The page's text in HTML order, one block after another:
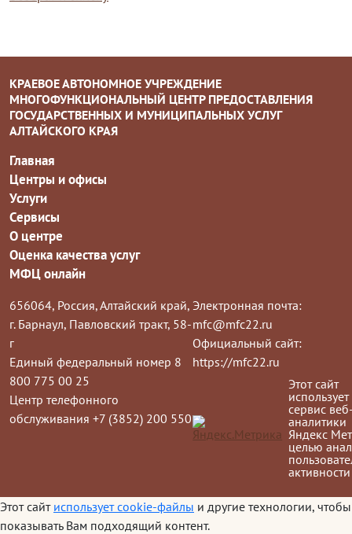
КРАЕВОЕ АВТОНОМНОЕ УЧРЕЖДЕНИЕ
МНОГОФУНКЦИОНАЛЬНЫЙ ЦЕНТР ПРЕДОСТАВЛЕНИЯ
ГОСУДАРСТВЕННЫХ И МУНИЦИПАЛЬНЫХ УСЛУГ
АЛТАЙСКОГО КРАЯ
Главная
Центры и офисы
Услуги
Сервисы
О центре
Оценка качества услуг
МФЦ онлайн
656064, Россия, Алтайский край,
г. Барнаул, Павловский тракт, 58-
г
Единый федеральный номер 8
800 775 00 25
Центр телефонного
обслуживания +7 (3852) 200 550
Электронная почта:
mfc@mfc22.ru
Официальный сайт:
https://mfc22.ru
Этот сайт
использует
сервис
аналитики
Яндекс
целью
активности
Этот сайт использует cookie-файлы и другие технологии, чтобы
показывать Вам подходящий контент.